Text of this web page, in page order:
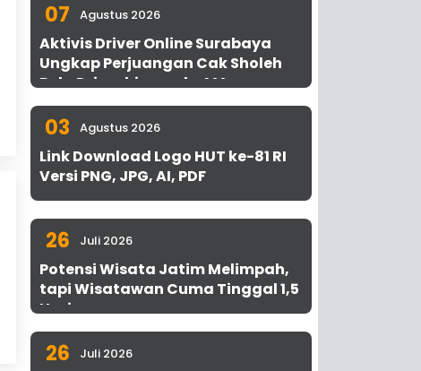
07 Agustus 2026
Aktivis Driver Online Surabaya
Ungkap Perjuangan Cak Sholeh
Bela Driver hingga ke MA
03 Agustus 2026
Link Download Logo HUT ke-81 RI
Versi PNG, JPG, AI, PDF
26 Juli 2026
Potensi Wisata Jatim Melimpah,
tapi Wisatawan Cuma Tinggal 1,5
Hari
26 Juli 2026